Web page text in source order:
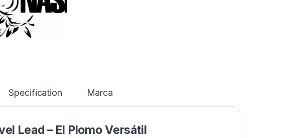
Specification Marca
Lead – El Plomo Versátil